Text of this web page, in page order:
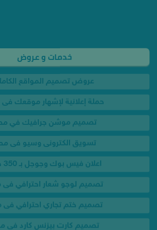
حملة إعلانية لإشهار موقعك فى
تصميم موشن جرافيك في
تسويق الكترونى وسيو فى
اعلان فيس بوك وجوجل بـ 350 جنيه
تصميم لوجو شعار احترافي فى
تصميم ختم تجاري احترافي
تصميم كارت بيزنس كارد فى
تصميم بروشور احترافي فى
تصميم انفوجرافيك احترافي